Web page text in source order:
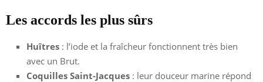
Les accords les plus sûrs
Huîtres : l’iode et la fraîcheur fonctionnent très bien
avec un Brut.
Coquilles Saint-Jacques : leur douceur marine répond